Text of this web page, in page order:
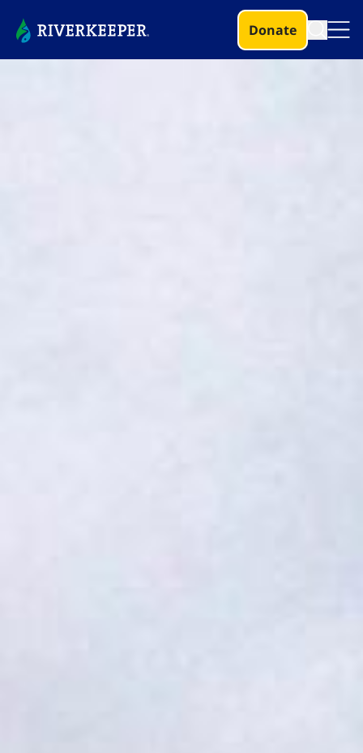
Donate​​​​‌ ‍ ​‍​‍‌‍ ‌ ​‍‌‍‍‌‌‍‌ ‌‍‍‌‌‍ ‍​‍​‍​ ‍‍​‍​‍‌ ​ ‌‍​‌‌‍ ‍‌‍‍‌‌ ‌​‌ ‍‌​‍ ‍‌‍‍‌‌‍ ​‍​‍​‍ ​​‍​‍‌‍‍​‌ ​‍‌‍‌‌‌‍‌‍​‍​‍​ ‍‍​‍​‍‌‍‍​‌ ‌​‌ ‌​‌ ​​‌ ​ ​ ‍‍​‍ ​‍ ‌‍​ ‌‍ ‌‌ ​ ​‍ ‍‌‍ ‌‌‍​‌‌‍‍‌‌‍ ‍​‍ ‍​ ​‍​ ​​​ ​‍​ ‌​‌ ​‍‌‍‌‌‌‍‌​‌‍‌‌‌ ​ ‌‍‍‌‌‍‌ ‌‍ ‍​‍ ‍‌ ​‍‌‍‍‌‌ ‌‍‌‍‌‌‌ ​‍‌‍‍ ‌‍‌‌‌‍‌‌‌ ​​‌‍‌‌‌ ​‍​‍ ‍‌‍ ‌ ​‍‌‍‌ ​‍ ‌‍‍‌‌‍ ‍‌ ‌​‌‍‌‌‌‍ ‍‌ ‌​​‍ ‌‍‌‌‌‍‌​‌‍‍‌‌ ‌​​‍ ‌‍ ‌‌‍ ‌‍‌​‌‍‌‌​ ‌‌ ​​‌ ​‍‌‍‌‌‌ ​ ‌‍‌‌‌‍ ‍‌ ‌​‌‍​‌‌ ‌​‌‍‍‌‌‍ ‌‍ ‍​ ‍ ‌‍‍‌‌‍‌​​ ‌‌‍‍​‌‍‌‌‌‍​‌‌‍‌​‌‍‌‌‌ ​‍​ ‍ ‌ ‌​‌ ‍‌‌ ​​‌‍‌‌​ ‌‌‍‍​‌‍‌‌‌‍​‌‌‍‌​‌‍‌‌‌ ​‍​ ‍ ‌ ​​‌‍​‌‌ ‌​‌‍‍​​ ‌‌‍​ ‌ ‌​‌‍​‌‌‌ ​ ​‍​‍ ‍‌‍ ​‌‍‍‌‌‍ ‍‌‍‍ ​‍ ‍‌ ‌​‌‍‌‌‌ ‍​‌ ‌​​ ‌‍​‍‌‍​‌‌ ​ ‌‍‌‌‌‌‌‌‌ ​‍‌‍ ​​ ‌‌‍‍​‌ ‌​‌ ‌​‌ ​​‌ ​ ​‍‌‌​ ​ ‌​​‌​‍‌‌​ ​‍‌​‌‍​‍‌‌​ ​‍‌​‌‍‌‍​ ‌‍ ‌‌ ​ ​‍ ‍‌‍ ‌‌‍​‌‌‍‍‌‌‍ ‍​‍ ‍​ ​‍​ ​​​ ​‍​ ‌​‌ ​‍‌‍‌‌‌‍‌​‌‍‌‌‌ ​ ‌‍‍‌‌‍‌ ‌‍ ‍​‍ ‍‌ ​‍‌‍‍‌‌ ‌‍‌‍‌‌‌ ​‍‌‍‍ ‌‍‌‌‌‍‌‌‌ ​​‌‍‌‌‌ ​‍​‍ ‍‌‍ ‌ ​‍‌‍‌ ​‍‌‍‌‍‍‌‌‍‌​​ ‌‌‍‍​‌‍‌‌‌‍​‌‌‍‌​‌‍‌‌‌ ​‍​‍‌‍‌ ‌​‌ ‍‌‌ ​​‌‍‌‌​ ‌‌‍‍​‌‍‌‌‌‍​‌‌‍‌​‌‍‌‌‌ ​‍​‍‌‍‌ ​​‌‍​‌‌ ‌​‌‍‍​​ ‌‌‍​ ‌ ‌​‌‍​‌‌‌ ​ ​‍​‍ ‍‌‍ ​‌‍‍‌‌‍ ‍‌‍‍ ​‍ ‍‌ ‌​‌‍‌‌‌ ‍​‌ ‌​​‍‌‍‌ ​​‌‍‌‌‌ ​‍‌ ​ ‌ ​​‌‍‌‌‌‍​ ‌ ‌​‌‍‍‌‌ ‌‍‌‍‌‌​ ‌‌ ​​‌ ‌‌‌‍​‍‌‍ ​‌‍‍‌‌ ​ ‌‍‍​‌‍‌‌‌‍‌​​‍​‍‌ ‌